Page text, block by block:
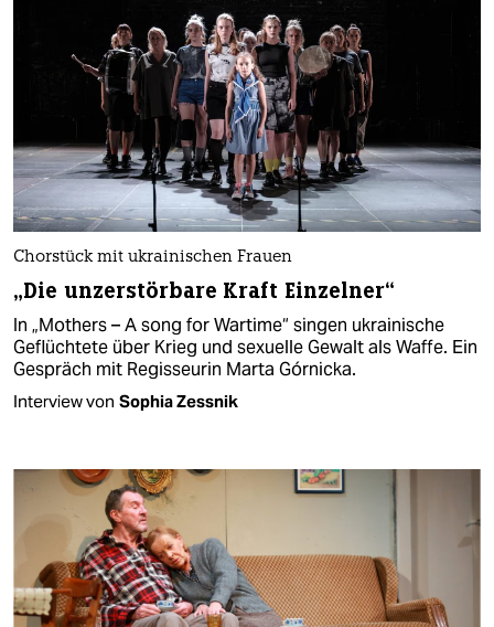
Chorstück mit ukrainischen Frauen
„Die unzerstörbare Kraft Einzelner“
In „Mothers – A song for Wartime“ singen ukrainische
Geflüchtete über Krieg und sexuelle Gewalt als Waffe. Ein
Gespräch mit Regisseurin Marta Górnicka.
Interview von Sophia Zessnik